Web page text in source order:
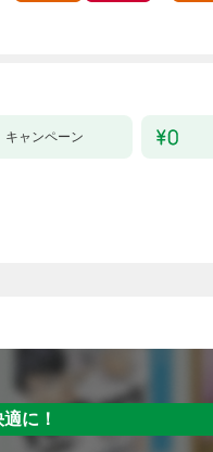
キャンペーン
に！